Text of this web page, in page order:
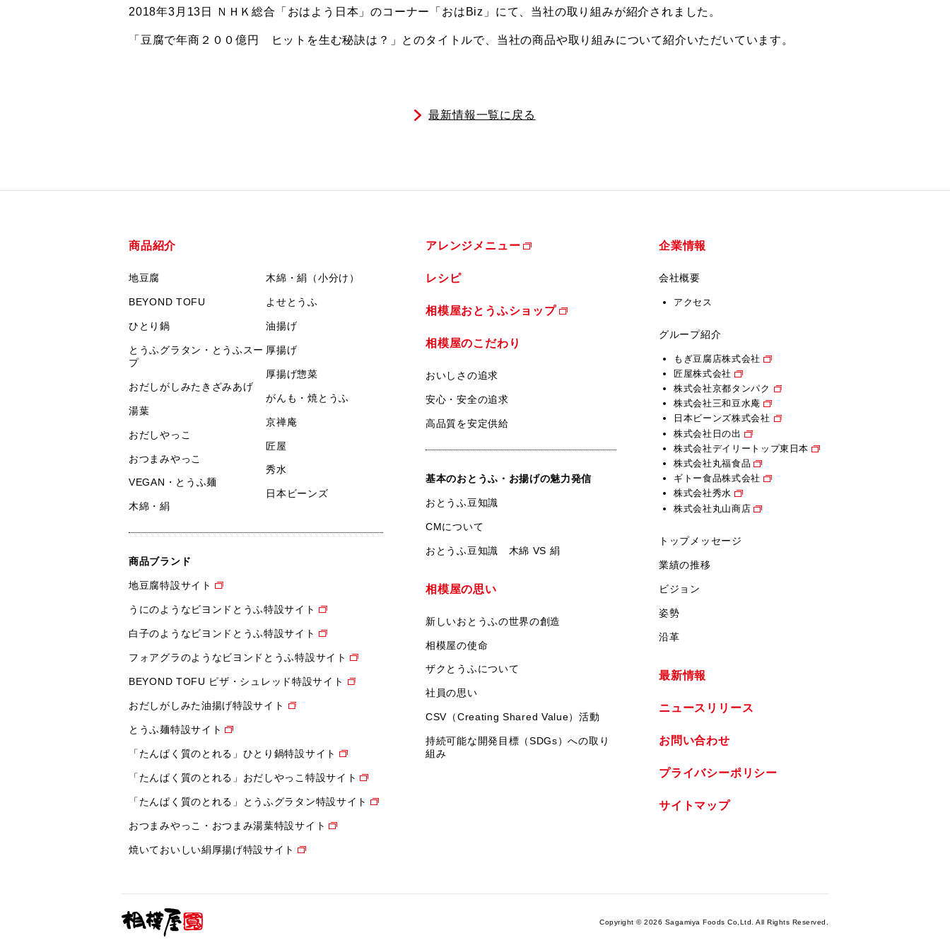
2018年3月13日 ＮＨＫ総合「おはよう日本」のコーナー「おはBiz」にて、当社の取り組みが紹介されました。
「豆腐で年商２００億円 ヒットを生む秘訣は？」とのタイトルで、当社の商品や取り組みについて紹介いただいています。
最新情報一覧に戻る
商品紹介
地豆腐
BEYOND TOFU
ひとり鍋
とうふグラタン・とうふスー
プ
おだしがしみたきざみあげ
湯葉
おだしやっこ
おつまみやっこ
VEGAN・とうふ麺
木綿・絹
木綿・絹（小分け）
よせとうふ
油揚げ
厚揚げ
厚揚げ惣菜
がんも・焼とうふ
京禅庵
匠屋
秀水
日本ビーンズ
商品ブランド
地豆腐特設サイト
うにのようなビヨンドとうふ特設サイト
白子のようなビヨンドとうふ特設サイト
フォアグラのようなビヨンドとうふ特設サイト
BEYOND TOFU ピザ・シュレッド特設サイト
おだしがしみた油揚げ特設サイト
とうふ麺特設サイト
「たんぱく質のとれる」ひとり鍋特設サイト
「たんぱく質のとれる」おだしやっこ特設サイト
「たんぱく質のとれる」とうふグラタン特設サイト
おつまみやっこ・おつまみ湯葉特設サイト
焼いておいしい絹厚揚げ特設サイト
アレンジメニュー
レシピ
相模屋おとうふショップ
相模屋のこだわり
おいしさの追求
安心・安全の追求
高品質を安定供給
基本のおとうふ・お揚げの魅力発信
おとうふ豆知識
CMについて
おとうふ豆知識 木綿 VS 絹
相模屋の思い
新しいおとうふの世界の創造
相模屋の使命
ザクとうふについて
社員の思い
CSV（Creating Shared Value）活動
持続可能な開発目標（SDGs）への取り
組み
企業情報
会社概要
アクセス
グループ紹介
もぎ豆腐店株式会社
匠屋株式会社
株式会社京都タンパク
株式会社三和豆水庵
日本ビーンズ株式会社
株式会社日の出
株式会社デイリートップ東日本
株式会社丸福食品
ギトー食品株式会社
株式会社秀水
株式会社丸山商店
トップメッセージ
業績の推移
ビジョン
姿勢
沿革
最新情報
ニュースリリース
お問い合わせ
プライバシーポリシー
サイトマップ
Copyright © 2026 Sagamiya Foods Co,Ltd. All Rights Reserved.